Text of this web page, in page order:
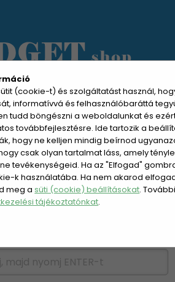
(cookie-t) és szolgáltatást használ,
informatívvá és felhasználóbaráttá
tudd böngészni a weboldalunkat és
továbbfejlesztésre. Ide tartozik a
hogy ne kelljen mindig beírnod
csak olyan tartalmat láss, amely
tevékenységeid. Ha az "Elfogad"
k használatába. Ha nem akarod
meg asüti (cookie) beállításokat.
tájékoztatónkat.
MEGNYITÁSA
BELÉPÉS
HETI AJÁNLAT
NÉPSZERŰ